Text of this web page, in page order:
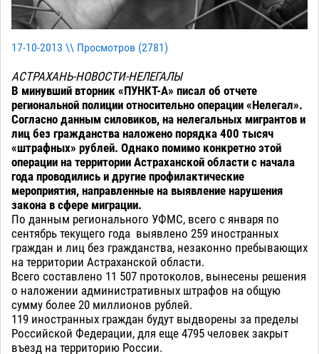
17-10-2013 \\ Просмотров (2781)
АСТРАХАНЬ-НОВОСТИ-НЕЛЕГАЛЫ
В минувший вторник «ПУНКТ-А» писал об отчете
региональной полиции относительно операции «Нелегал».
Согласно данным силовиков, на нелегальных мигрантов и
лиц без гражданства наложено порядка 400 тысяч
«штрафных» рублей. Однако помимо конкретно этой
операции на территории Астраханской области с начала
года проводились и другие профилактические
мероприятия, направленные на выявление нарушения
закона в сфере миграции.
По данным регионального УФМС, всего с января по
сентябрь текущего года выявлено 259 иностранных
граждан и лиц без гражданства, незаконно пребывающих
на территории Астраханской области.
Всего составлено 11 507 протоколов, вынесены решения
о наложении административных штрафов на общую
сумму более 20 миллионов рублей.
119 иностранных граждан будут выдворены за пределы
Российской Федерации, для еще 4795 человек закрыт
въезд на территорию России.